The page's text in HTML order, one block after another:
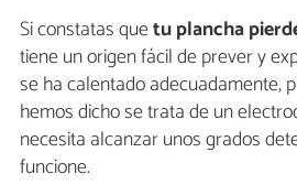
Si constatas quetu plancha
tiene un origen fácil de prever y
se ha calentado adecuadamente,
hemos dicho se trata de un
necesita alcanzar unos grados
funcione.